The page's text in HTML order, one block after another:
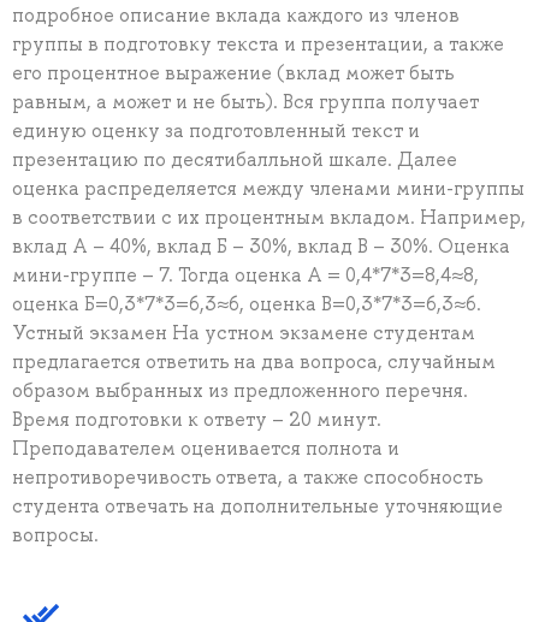
подробное описание вклада каждого из членов
группы в подготовку текста и презентации, а также
его процентное выражение (вклад может быть
равным, а может и не быть). Вся группа получает
единую оценку за подготовленный текст и
презентацию по десятибалльной шкале. Далее
оценка распределяется между членами мини-группы
в соответствии с их процентным вкладом. Например,
вклад А – 40%, вклад Б – 30%, вклад В – 30%. Оценка
мини-группе – 7. Тогда оценка А = 0,4*7*3=8,4≈8,
оценка Б=0,3*7*3=6,3≈6, оценка В=0,3*7*3=6,3≈6.
Устный экзамен На устном экзамене студентам
предлагается ответить на два вопроса, случайным
образом выбранных из предложенного перечня.
Время подготовки к ответу – 20 минут.
Преподавателем оценивается полнота и
непротиворечивость ответа, а также способность
студента отвечать на дополнительные уточняющие
вопросы.